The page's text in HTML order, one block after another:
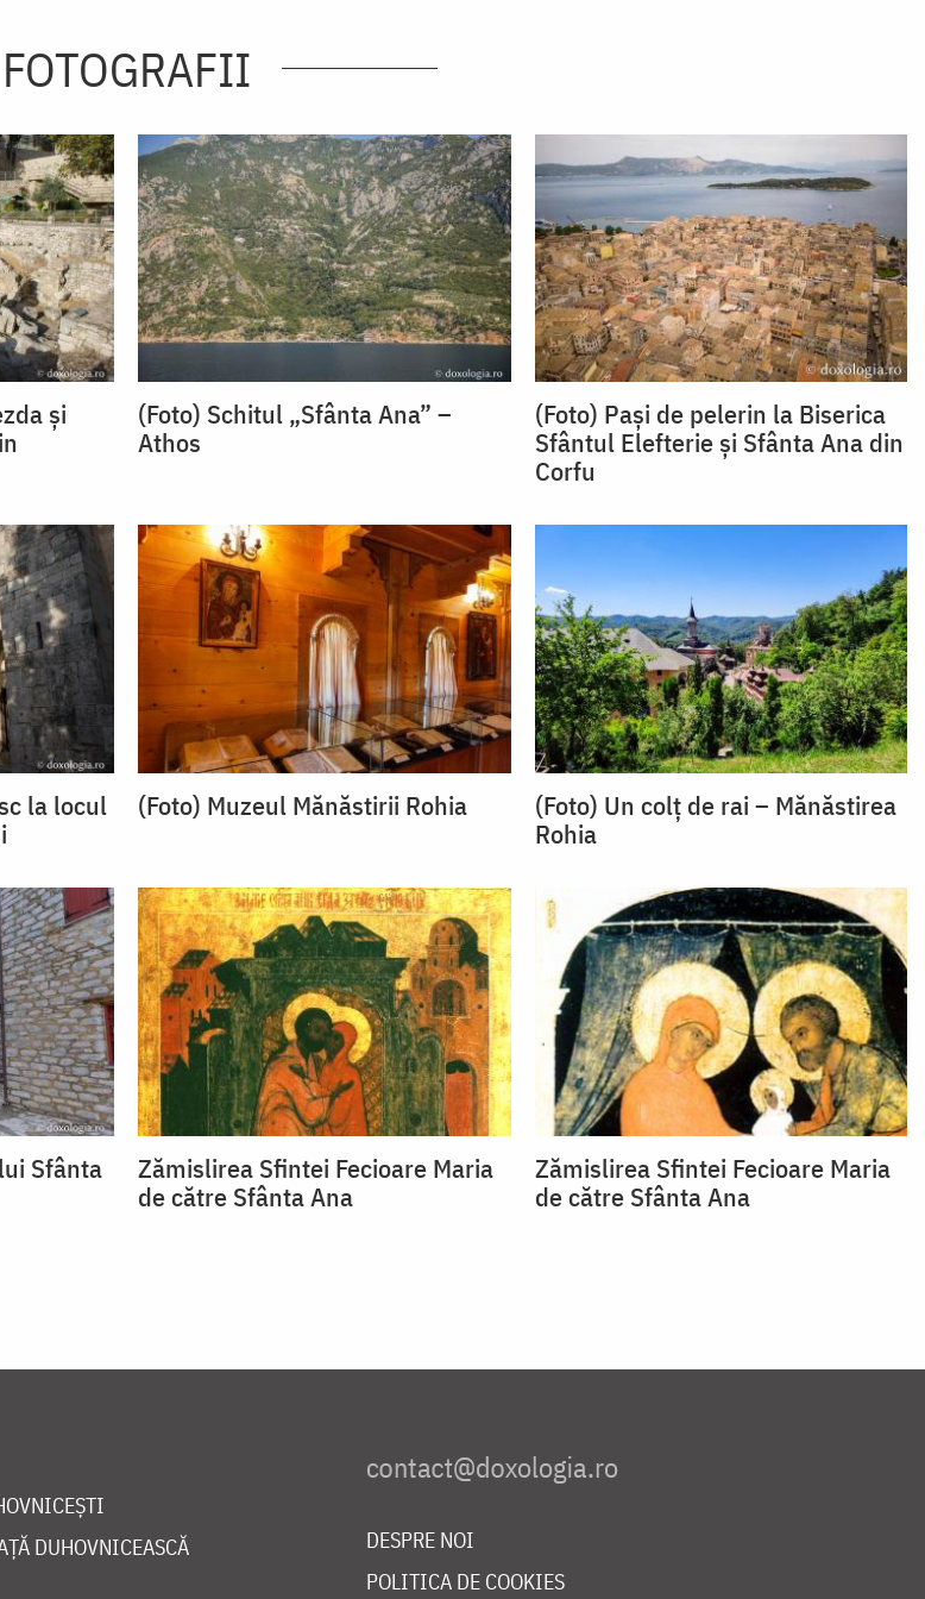
FOTOGRAFII
și
(Foto) Schitul „Sfânta Ana” –
Athos
(Foto) Pași de pelerin la Biserica
Sfântul Elefterie și Sfânta Ana din
Corfu
la locul
(Foto) Muzeul Mănăstirii Rohia
(Foto) Un colț de rai – Mănăstirea
Rohia
Sfânta
Zămislirea Sfintei Fecioare Maria
de către Sfânta Ana
Zămislirea Sfintei Fecioare Maria
de către Sfânta Ana
DUHOVNICEASCĂ
DESPRE NOI
POLITICA DE COOKIES